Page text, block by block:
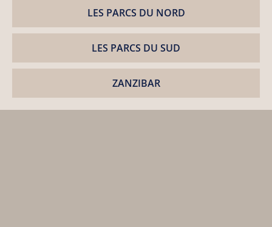
LES PARCS DU NORD
LES PARCS DU SUD
ZANZIBAR